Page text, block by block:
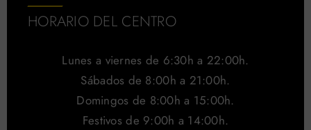
HORARIO DEL CENTRO
Lunes a viernes de 6:30h a 22:00h.
Sábados de 8:00h a 21:00h.
Domingos de 8:00h a 15:00h.
Festivos de 9:00h a 14:00h.